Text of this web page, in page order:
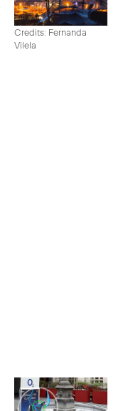
Credits: Fernanda
Vilela